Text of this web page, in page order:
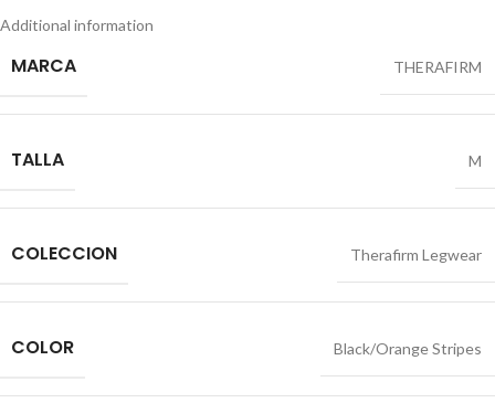
Additional information
MARCA THERAFIRM
TALLA M
COLECCION Therafirm Legwear
COLOR Black/Orange Stripes